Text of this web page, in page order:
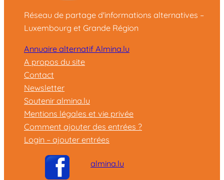
Réseau de partage d'informations alternatives –
Luxembourg et Grande Région
Annuaire alternatif Almina.lu
A propos du site
Contact
Newsletter
Soutenir almina.lu
Mentions légales et vie privée
Comment ajouter des entrées ?
Login – ajouter entrées
almina.lu